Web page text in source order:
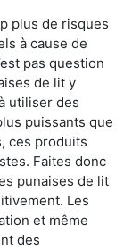
plus de risques
à cause de
pas question
de lit y
utiliser des
puissants que
ces produits
Faites donc
punaises de lit
Les
et même
des